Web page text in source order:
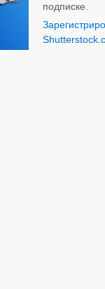
подписке.